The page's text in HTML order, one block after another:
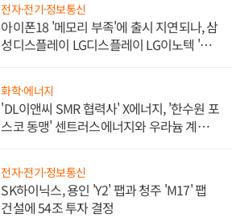
전자·전기·정보통신
아이폰18 '메모리 부족'에 출시 지연되나, 삼
성디스플레이 LG디스플레이 LG이노텍 '탈
화학·에너지
'DL이앤씨 SMR 협력사' X에너지, '한수원 포
스코 동맹' 센트러스에너지와 우라늄 계약
전자·전기·정보통신
SK하이닉스, 용인 'Y2' 팹과 청주 'M17' 팹
건설에 54조 투자 결정